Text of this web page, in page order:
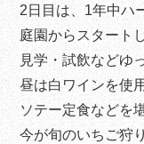
2日目は、1年中ハ
庭園からスタート
見学・試飲などゆ
昼は白ワインを使
ソテー定食などを
今が旬のいちご狩